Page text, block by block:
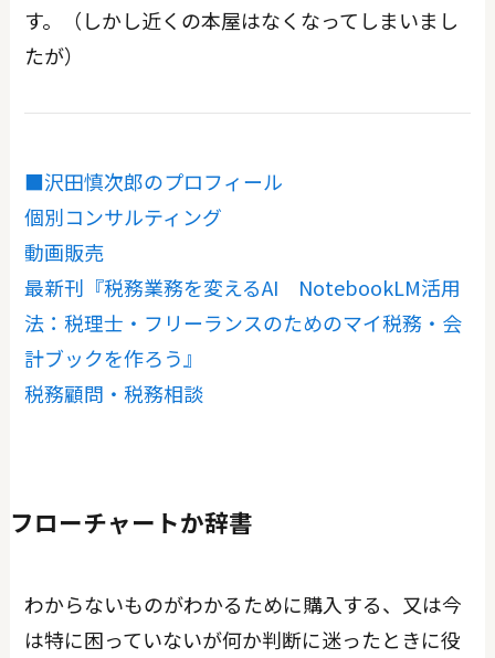
す。（しかし近くの本屋はなくなってしまいまし
たが）
■沢田慎次郎のプロフィール
個別コンサルティング
動画販売
最新刊『税務業務を変えるAI NotebookLM活用
法：税理士・フリーランスのためのマイ税務・会
計ブックを作ろう』
税務顧問・税務相談
フローチャートか辞書
わからないものがわかるために購入する、又は今
は特に困っていないが何か判断に迷ったときに役